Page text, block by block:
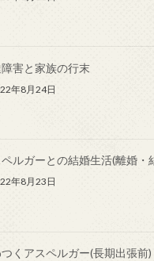
害と家族の行末
年8月24日
ルガーとの結婚生活(離婚・
年8月23日
くアスペルガー(長期出張前)